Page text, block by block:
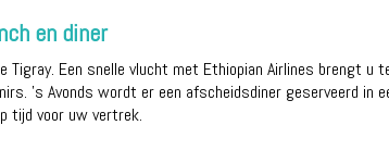
en diner
Een snelle vlucht met Ethiopian Airlines brengt u
's Avonds wordt er een afscheidsdiner geserveerd in
tijd voor uw vertrek.